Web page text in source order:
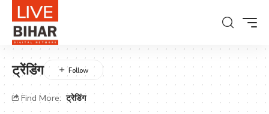
ट्रेंडिंग
Find More: ट्रेडिंग